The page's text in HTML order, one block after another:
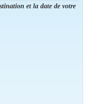
et la date de votre